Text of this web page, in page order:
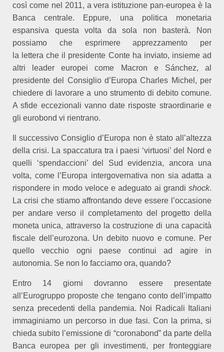
così come nel 2011, a vera istituzione pan-europea è la
Banca centrale. Eppure, una politica monetaria
espansiva questa volta da sola non basterà. Non
possiamo che esprimere apprezzamento per
la lettera che il presidente Conte ha inviato, insieme ad
altri leader europei come Macron e Sánchez, al
presidente del Consiglio d’Europa Charles Michel, per
chiedere di lavorare a uno strumento di debito comune.
A sfide eccezionali vanno date risposte straordinarie e
gli eurobond vi rientrano.
Il successivo Consiglio d’Europa non è stato all’altezza
della crisi. La spaccatura tra i paesi ‘virtuosi’ del Nord e
quelli ‘spendaccioni’ del Sud evidenzia, ancora una
volta, come l’Europa intergovernativa non sia adatta a
rispondere in modo veloce e adeguato ai grandi shock.
La crisi che stiamo affrontando deve essere l’occasione
per andare verso il completamento del progetto della
moneta unica, attraverso lacostruzione di una capacità
fiscale dell’eurozona. Un debito nuovo e comune. Per
quello vecchio ogni paese continui ad agire in
autonomia. Se non lo facciamo ora, quando?
Entro 14 giorni dovranno essere presentate
all’Eurogruppo proposte che tengano conto dell’impatto
senza precedenti della pandemia. Noi Radicali Italiani
immaginiamo un percorso in due fasi. Con la prima, si
chieda subito l’emissione di “coronabond” da parte della
Banca europea per gli investimenti,
per fronteggiare